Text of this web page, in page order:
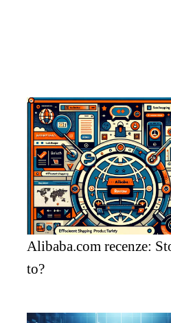
Alibaba.com recenze:
to?